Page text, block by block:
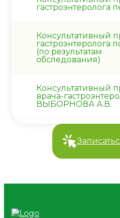
гастроэнтеролога
Консультативный
гастроэнтеролога
(по результатам
обследования)
Консультативный
врача-
ВЫБОРНОВА А.В.